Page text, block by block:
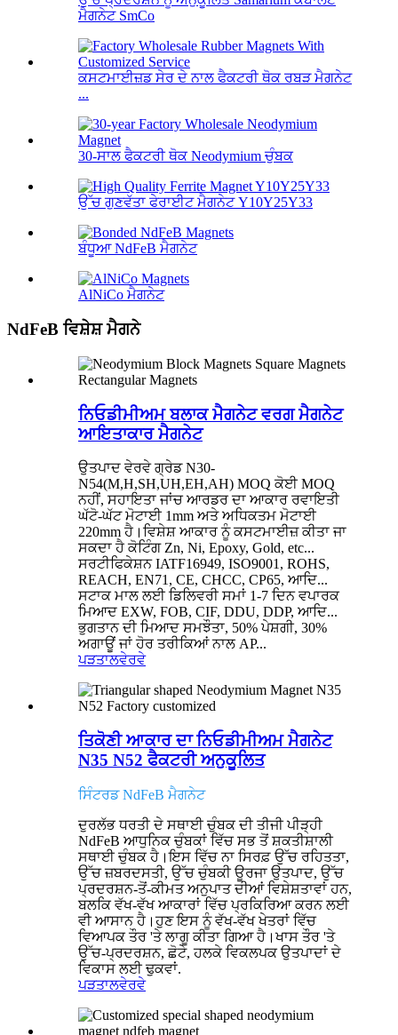
ਮੈਗਨੇਟ SmCo
ਕਸਟਮਾਈਜ਼ਡ ਸੇਰ ਦੇ ਨਾਲ ਫੈਕਟਰੀ ਥੋਕ ਰਬੜ ਮੈਗਨੇਟ
...
30-ਸਾਲ ਫੈਕਟਰੀ ਥੋਕ Neodymium ਚੁੰਬਕ
ਉੱਚ ਗੁਣਵੱਤਾ ਫੇਰਾਈਟ ਮੈਗਨੇਟ Y10Y25Y33
ਬੰਧੂਆ NdFeB ਮੈਗਨੇਟ
AlNiCo ਮੈਗਨੇਟ
NdFeB ਵਿਸ਼ੇਸ਼ ਮੈਗਨੇ
ਨਿਓਡੀਮੀਅਮ ਬਲਾਕ ਮੈਗਨੇਟ ਵਰਗ ਮੈਗਨੇਟ
ਆਇਤਾਕਾਰ ਮੈਗਨੇਟ
ਉਤਪਾਦ ਵੇਰਵੇ ਗ੍ਰੇਡ N30-
N54(M,H,SH,UH,EH,AH) MOQ ਕੋਈ MOQ
ਨਹੀਂ, ਸਹਾਇਤਾ ਜਾਂਚ ਆਰਡਰ ਦਾ ਆਕਾਰ ਰਵਾਇਤੀ
ਘੱਟੋ-ਘੱਟ ਮੋਟਾਈ 1mm ਅਤੇ ਅਧਿਕਤਮ ਮੋਟਾਈ
220mm ਹੈ।ਵਿਸ਼ੇਸ਼ ਆਕਾਰ ਨੂੰ ਕਸਟਮਾਈਜ਼ ਕੀਤਾ ਜਾ
ਸਕਦਾ ਹੈ ਕੋਟਿੰਗ Zn, Ni, Epoxy, Gold, etc...
ਸਰਟੀਫਿਕੇਸ਼ਨ IATF16949, ISO9001, ROHS,
REACH, EN71, CE, CHCC, CP65, ਆਦਿ...
ਸਟਾਕ ਮਾਲ ਲਈ ਡਿਲਿਵਰੀ ਸਮਾਂ 1-7 ਦਿਨ ਵਪਾਰਕ
ਮਿਆਦ EXW, FOB, CIF, DDU, DDP, ਆਦਿ...
ਭੁਗਤਾਨ ਦੀ ਮਿਆਦ ਸਮਝੌਤਾ, 50% ਪੇਸ਼ਗੀ, 30%
ਅਗਾਊਂ ਜਾਂ ਹੋਰ ਤਰੀਕਿਆਂ ਨਾਲ AP...
ਪੜਤਾਲਵੇਰਵੇ
ਤਿਕੋਣੀ ਆਕਾਰ ਦਾ ਨਿਓਡੀਮੀਅਮ ਮੈਗਨੇਟ
N35 N52 ਫੈਕਟਰੀ ਅਨੁਕੂਲਿਤ
ਸਿੰਟਰਡ NdFeB ਮੈਗਨੇਟ
ਦੁਰਲੱਭ ਧਰਤੀ ਦੇ ਸਥਾਈ ਚੁੰਬਕ ਦੀ ਤੀਜੀ ਪੀੜ੍ਹੀ
NdFeB ਆਧੁਨਿਕ ਚੁੰਬਕਾਂ ਵਿੱਚ ਸਭ ਤੋਂ ਸ਼ਕਤੀਸ਼ਾਲੀ
ਸਥਾਈ ਚੁੰਬਕ ਹੈ।ਇਸ ਵਿੱਚ ਨਾ ਸਿਰਫ਼ ਉੱਚ ਰਹਿਤਤਾ,
ਉੱਚ ਜ਼ਬਰਦਸਤੀ, ਉੱਚ ਚੁੰਬਕੀ ਊਰਜਾ ਉਤਪਾਦ, ਉੱਚ
ਪ੍ਰਦਰਸ਼ਨ-ਤੋਂ-ਕੀਮਤ ਅਨੁਪਾਤ ਦੀਆਂ ਵਿਸ਼ੇਸ਼ਤਾਵਾਂ ਹਨ,
ਬਲਕਿ ਵੱਖ-ਵੱਖ ਆਕਾਰਾਂ ਵਿੱਚ ਪ੍ਰਕਿਰਿਆ ਕਰਨ ਲਈ
ਵੀ ਆਸਾਨ ਹੈ।ਹੁਣ ਇਸ ਨੂੰ ਵੱਖ-ਵੱਖ ਖੇਤਰਾਂ ਵਿੱਚ
ਵਿਆਪਕ ਤੌਰ 'ਤੇ ਲਾਗੂ ਕੀਤਾ ਗਿਆ ਹੈ।ਖਾਸ ਤੌਰ 'ਤੇ
ਉੱਚ-ਪ੍ਰਦਰਸ਼ਨ, ਛੋਟੇ, ਹਲਕੇ ਵਿਕਲਪਕ ਉਤਪਾਦਾਂ ਦੇ
ਵਿਕਾਸ ਲਈ ਢੁਕਵਾਂ.
ਪੜਤਾਲਵੇਰਵੇ